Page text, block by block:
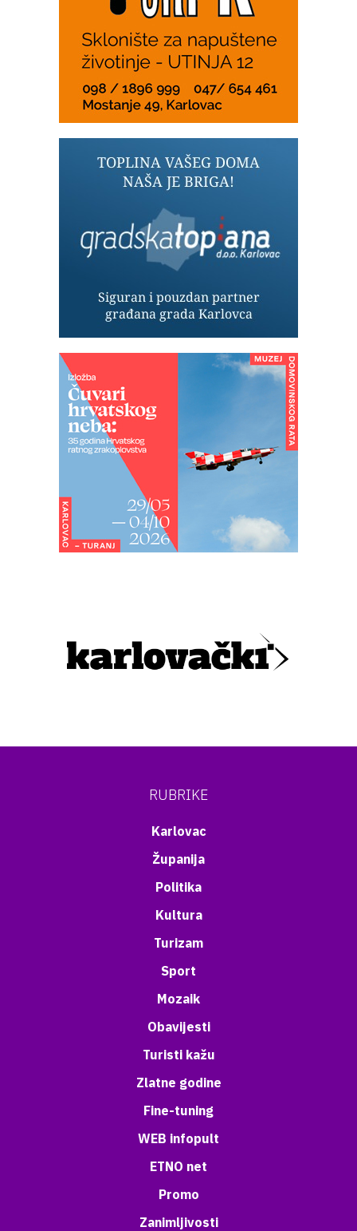
RUBRIKE
Karlovac
Županija
Politika
Kultura
Turizam
Sport
Mozaik
Obavijesti
Turisti kažu
Zlatne godine
Fine-tuning
WEB infopult
ETNO net
Promo
Zanimljivosti